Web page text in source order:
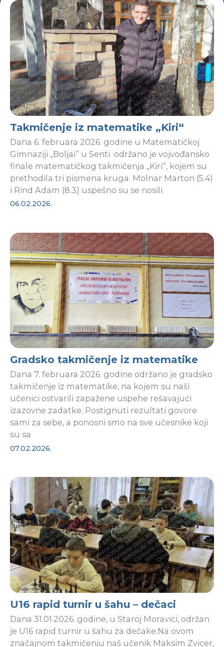
Takmičenje iz matematike „Kiri“
Dana 6. februara 2026. godine u Matematičkoj
Gimnaziji „Boljai“ u Senti održano je vojvođansko
finale matematičkog takmičenja „Kiri“, kojem su
prethodila tri pismena kruga. Molnar Marton (5.4)
i Rind Adam (8.3) uspešno su se nosili
06.02.2026.
Gradsko takmičenje iz matematike
Dana 7. februara 2026. godine održano je gradsko
takmičenje iz matematike, na kojem su naši
učenici ostvarili zapažene uspehe rešavajući
izazovne zadatke. Postignuti rezultati govore
sami za sebe, a ponosni smo na sve učesnike koji
su sa
07.02.2026.
U16 rapid turnir u šahu – dečaci
Dana 31.01.2026. godine, u Staroj Moravici, održan
je U16 rapid turnir u šahu za dečake.Na ovom
značajnom takmičenju naš učenik Maksim Zvicer,